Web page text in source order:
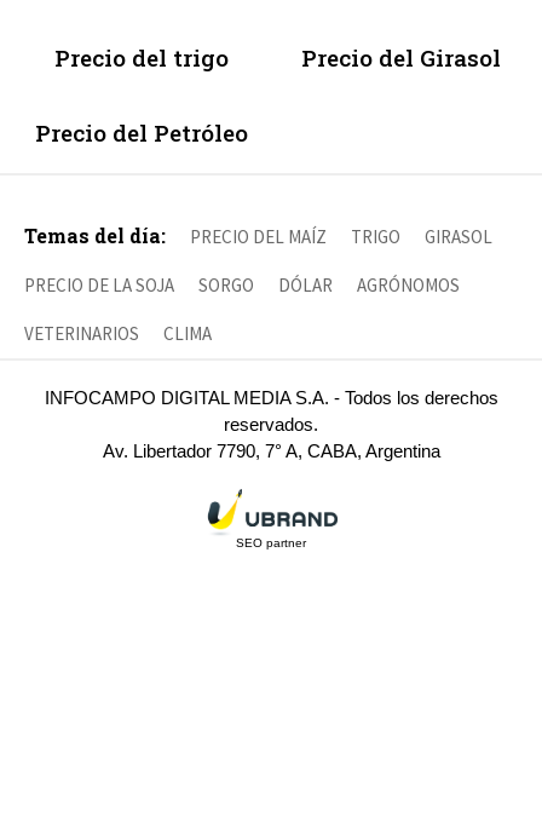
Precio del trigo Precio del Girasol
Precio del Petróleo
Temas del día: PRECIO DEL MAÍZ TRIGO GIRASOL
PRECIO DE LA SOJA SORGO DÓLAR AGRÓNOMOS
VETERINARIOS CLIMA
INFOCAMPO DIGITAL MEDIA S.A. - Todos los derechos
reservados.
Av. Libertador 7790, 7° A, CABA, Argentina
SEO partner